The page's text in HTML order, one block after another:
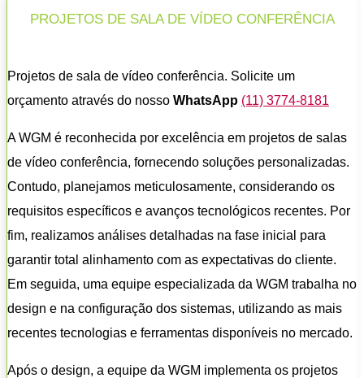
PROJETOS DE SALA DE VÍDEO CONFERÊNCIA
Projetos de sala de vídeo conferência. Solicite um
orçamento através do nosso WhatsApp (11) 3774-8181
A WGM é reconhecida por excelência em projetos de salas
de vídeo conferência, fornecendo soluções personalizadas.
Contudo, planejamos meticulosamente, considerando os
requisitos específicos e avanços tecnológicos recentes. Por
fim, realizamos análises detalhadas na fase inicial para
garantir total alinhamento com as expectativas do cliente.
Em seguida, uma equipe especializada da WGM trabalha no
design e na configuração dos sistemas, utilizando as mais
recentes tecnologias e ferramentas disponíveis no mercado.
Após o design, a equipe da WGM implementa os projetos